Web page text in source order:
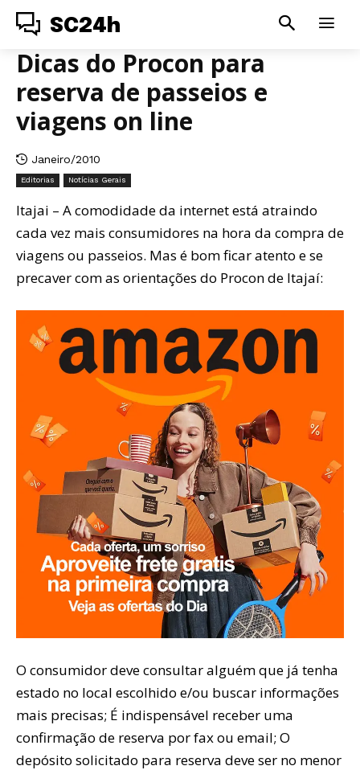
SC24h
Dicas do Procon para
reserva de passeios e
viagens on line
Janeiro/2010
Editorias Notícias Gerais
Itajai – A comodidade da internet está atraindo
cada vez mais consumidores na hora da compra de
viagens ou passeios. Mas é bom ficar atento e se
precaver com as orientações do Procon de Itajaí:
O consumidor deve consultar alguém que já tenha
estado no local escolhido e/ou buscar informações
mais precisas; É indispensável receber uma
confirmação de reserva por fax ou email; O
depósito solicitado para reserva deve ser no menor